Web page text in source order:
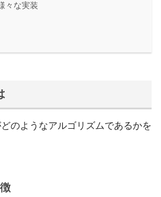
々な実装
のようなアルゴリズムであるかを